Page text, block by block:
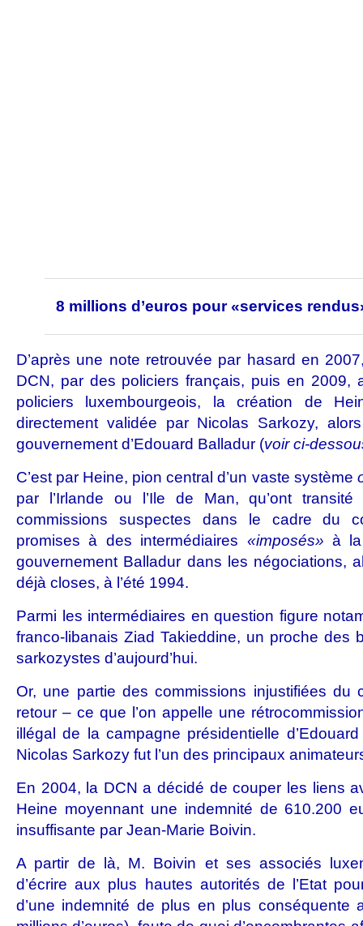
8 millions d’euros pour «services
D’après une note retrouvée par hasard en
DCN, par des policiers français, puis en 2009,
policiers luxembourgeois, la création de
directement validée par Nicolas Sarkozy,
gouvernement d’Edouard Balladur (voir ci-
C’est par Heine, pion central d’un vaste système
par l’Irlande ou l’Ile de Man, qu’ont
commissions suspectes dans le cadre du
promises à des intermédiaires «imposés» à
gouvernement Balladur dans les négociations,
déjà closes, à l’été 1994.
Parmi les intermédiaires en question figure
franco-libanais Ziad Takieddine, un proche des
sarkozystes d’aujourd’hui.
Or, une partie des commissions injustifiées du
retour – ce que l’on appelle une
illégal de la campagne présidentielle
Nicolas Sarkozy fut l’un des principaux
En 2004, la DCN a décidé de couper les liens
Heine moyennant une indemnité de 610.200
insuffisante par Jean-Marie Boivin.
A partir de là, M. Boivin et ses associés
d’écrire aux plus hautes autorités de l’Etat
d’une indemnité de plus en plus conséquente